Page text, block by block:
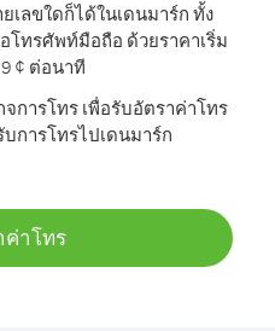
ลขใดก็ได้ในเดนมาร์ก ทั้ง
ทรศัพท์มือถือ ด้วยราคาเริ่ม
¢ ต่อนาที
การโทร เพื่อรับอัตราค่าโทร
การโทรไปเดนมาร์ก
ค่าโทร